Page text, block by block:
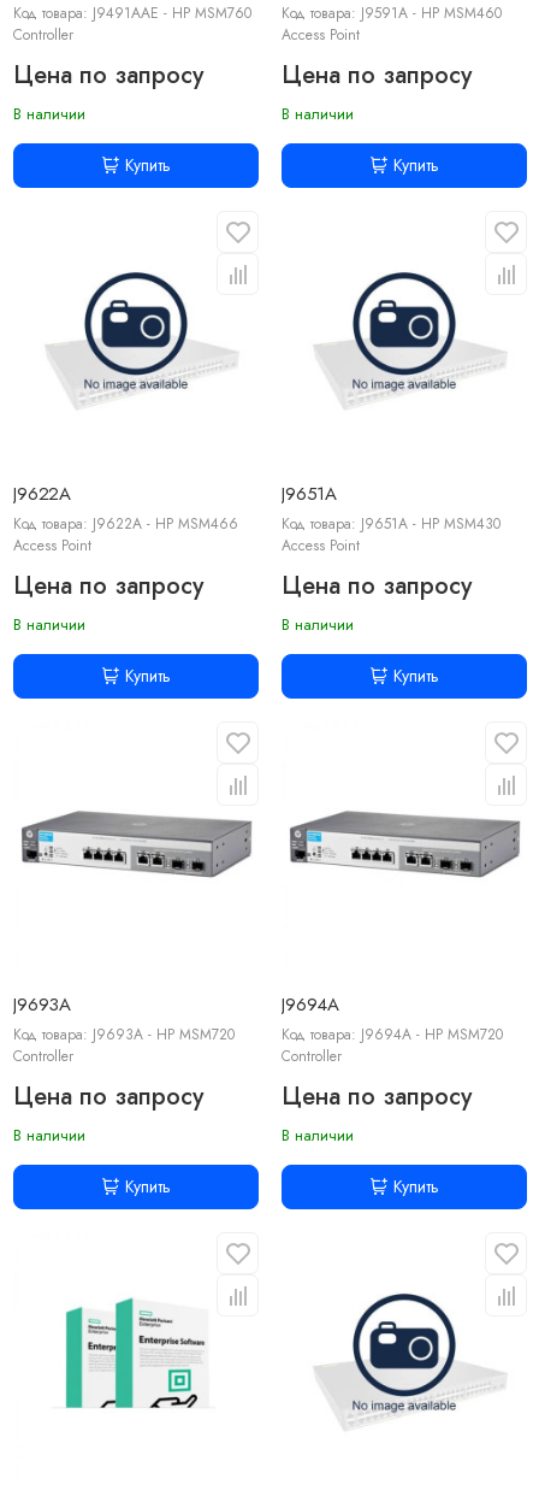
Код товара: J9491AAE - HP MSM760
Controller
Цена по запросу
В наличии
Купить
Код товара: J9591A - HP MSM460
Access Point
Цена по запросу
В наличии
Купить
J9622A
Код товара: J9622A - HP MSM466
Access Point
Цена по запросу
В наличии
Купить
J9651A
Код товара: J9651A - HP MSM430
Access Point
Цена по запросу
В наличии
Купить
J9693A
Код товара: J9693A - HP MSM720
Controller
Цена по запросу
В наличии
Купить
J9694A
Код товара: J9694A - HP MSM720
Controller
Цена по запросу
В наличии
Купить